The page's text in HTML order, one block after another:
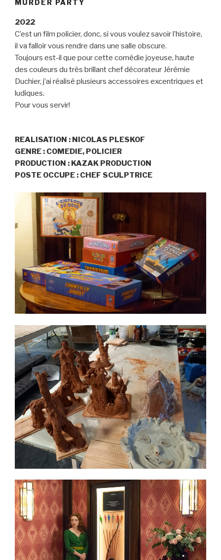
MURDER PARTY
2022
C’est un film policier, donc, si vous voulez savoir l’histoire,
il va falloir vous rendre dans une salle obscure.
Toujours est-il que pour cette comédie joyeuse, haute
des couleurs du très brillant chef décorateur Jérémie
Duchier, j’ai réalisé plusieurs accessoires excentriques et
ludiques.
Pour vous servir!
REALISATION : NICOLAS PLESKOF
GENRE : COMEDIE, POLICIER
PRODUCTION : KAZAK PRODUCTION
POSTE OCCUPE : CHEF SCULPTRICE